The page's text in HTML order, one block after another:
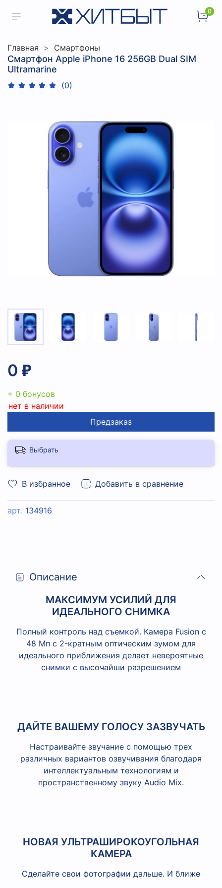
0
Главная Смартфоны
Смартфон Apple iPhone 16 256GB Dual SIM
Ultramarine
(0)
В избранное Добавить в сравнение
арт. 134916
0 ₽
+ 0 бонусов
нет в наличии
Предзаказ
Выбрать
Описание
МАКСИМУМ УСИЛИЙ ДЛЯ
ИДЕАЛЬНОГО СНИМКА
Полный контроль над съемкой. Камера Fusion с
48 Мп с 2-кратным оптическим зумом для
идеального приближения делает невероятные
снимки с высочайши разрешением
ДАЙТЕ ВАШЕМУ ГОЛОСУ ЗАЗВУЧАТЬ
Настраивайте звучание с помощью трех
различных вариантов озвучивания благодаря
интеллектуальным технологиям и
пространственному звуку Audio Mix.
НОВАЯ УЛЬТРАШИРОКОУГОЛЬНАЯ
КАМЕРА
Сделайте свои фотографии дальше. И ближе